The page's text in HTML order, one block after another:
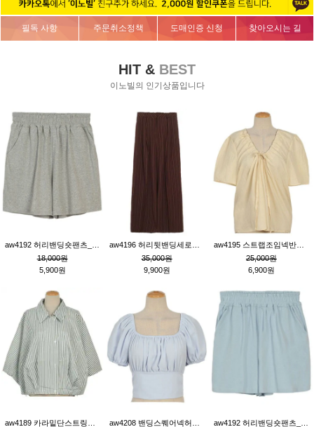
필독 사항 주문취소정책 도매인증 신청 찾아오시는 길
HIT & BEST
이노빌의 인기상품입니다
18,000원
5,900원
35,000원
9,900원
25,000원
6,900원